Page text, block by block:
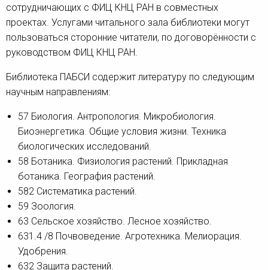
сотрудничающих с ФИЦ КНЦ РАН в совместных
проектах. Услугами читального зала библиотеки могут
пользоваться сторонние читатели, по договорённости с
руководством ФИЦ КНЦ РАН.
Библиотека ПАБСИ содержит литературу по следующим
научным направлениям:
57 Биология. Антропология. Микробиология.
Биоэнергетика. Общие условия жизни. Техника
биологических исследований.
58 Ботаника. Физиология растений. Прикладная
ботаника. География растений.
582 Систематика растений.
59 Зоология.
63 Сельское хозяйство. Лесное хозяйство.
631.4 /8 Почвоведение. Агротехника. Мелиорация.
Удобрения.
632 Защита растений.